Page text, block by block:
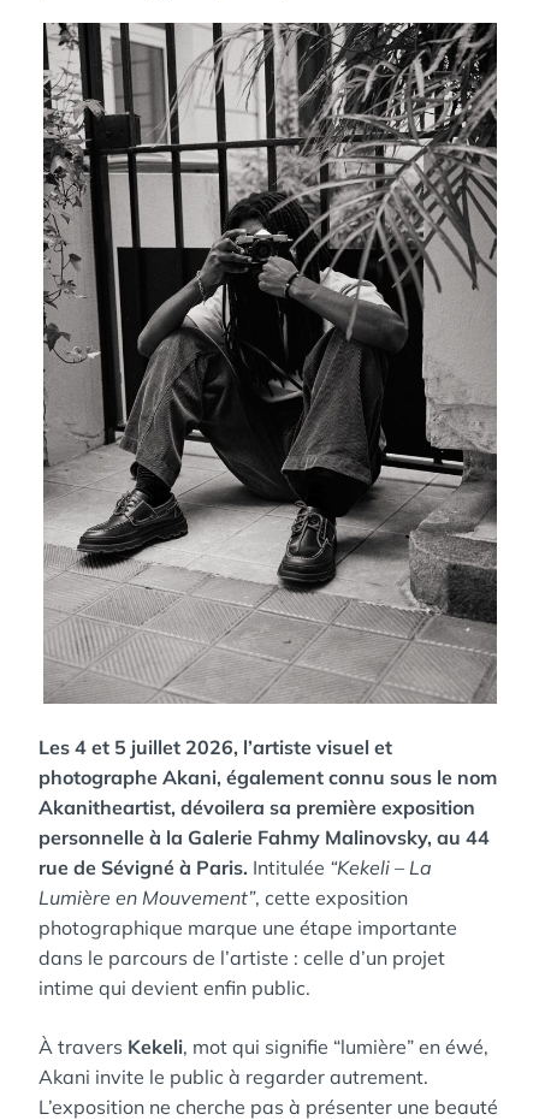
Les 4 et 5 juillet 2026, l’artiste visuel et
photographe Akani, également connu sous le nom
Akanitheartist, dévoilera sa première exposition
personnelle à la Galerie Fahmy Malinovsky, au 44
rue de Sévigné à Paris. Intitulée “Kekeli – La
Lumière en Mouvement”, cette exposition
photographique marque une étape importante
dans le parcours de l’artiste : celle d’un projet
intime qui devient enfin public.
À travers Kekeli, mot qui signifie “lumière” en éwé,
Akani invite le public à regarder autrement.
L’exposition ne cherche pas à présenter une beauté